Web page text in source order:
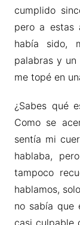
cumplido
pero a estas
había sido,
palabras y un
me topé en
¿Sabes qué
Como se
sentía mi
hablaba,
tampoco
hablamos,
no sabía que
casi culpable